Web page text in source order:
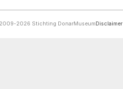
2026 Stichting DonarMuseum Disclaimer